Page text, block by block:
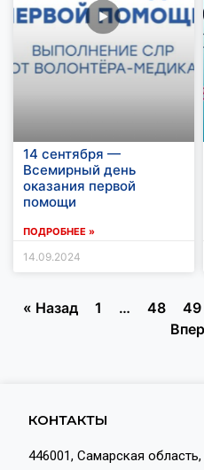
14 сентября —
Всемирный день
оказания первой
помощи
ПОДРОБНЕЕ »
14.09.2024
« Назад 1 … 48 49
КОНТАКТЫ
446001, Самарская область,